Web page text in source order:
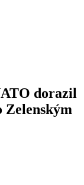
dorazil
Zelenským